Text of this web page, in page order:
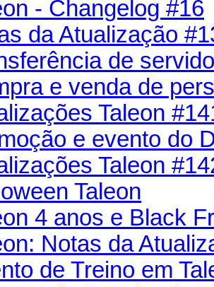
- Changelog #16
da Atualização
de
e venda de
Taleon
e evento do
Taleon
Taleon
4 anos e Black
Notas da
de Treino em